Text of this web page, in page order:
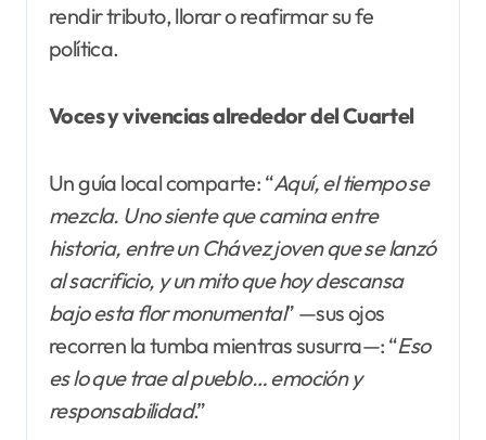
rendir tributo, llorar o reafirmar su fe
política.
Voces y vivencias alrededor del Cuartel
Un guía local comparte: “Aquí, el tiempo se
mezcla. Uno siente que camina entre
historia, entre un Chávez joven que se lanzó
al sacrificio, y un mito que hoy descansa
bajo esta flor monumental” —sus ojos
recorren la tumba mientras susurra—: “Eso
es lo que trae al pueblo… emoción y
responsabilidad.”